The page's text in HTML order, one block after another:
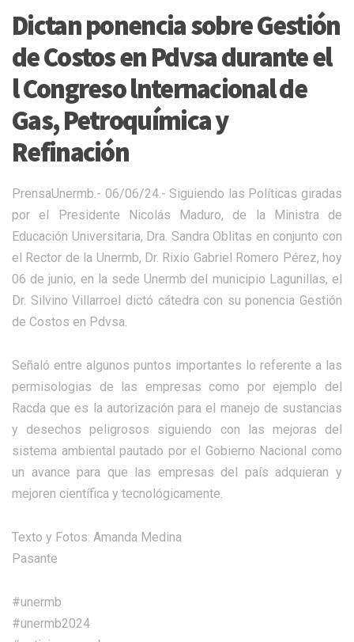
Dictan ponencia sobre Gestión
de Costos en Pdvsa durante el
l Congreso lnternacional de
Gas, Petroquímica y
Refinación
PrensaUnermb.- 06/06/24.- Siguiendo las Políticas giradas
por el Presidente Nicolás Maduro, de la Ministra de
Educación Universitaria, Dra. Sandra Oblitas en conjunto con
el Rector de la Unermb, Dr. Rixio Gabriel Romero Pérez, hoy
06 de junio, en la sede Unermb del municipio Lagunillas, el
Dr. Silvino Villarroel dictó cátedra con su ponencia Gestión
de Costos en Pdvsa.
Señaló entre algunos puntos importantes lo referente a las
permisologias de las empresas como por ejemplo del
Racda que es la autorización para el manejo de sustancias
y desechos peligrosos siguiendo con las mejoras del
sistema ambiental pautado por el Gobierno Nacional como
un avance para que las empresas del país adquieran y
mejoren científica y tecnológicamente.
Texto y Fotos: Amanda Medina
Pasante
#unermb
#unermb2024